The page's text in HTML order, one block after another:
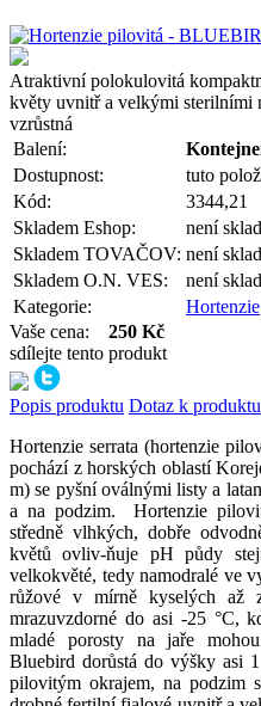
Atraktivní polokulovitá
květy uvnitř a velkými
vzrůstná
Balení:
Dostupnost:
tuto
Kód:
3344,21
Skladem Eshop:
není
Skladem TOVAČOV: není
Skladem O.N. VES:
není
Kategorie:
Hortenzie
Vaše cena: 250 Kč
sdílejte tento produkt
Popis produktu Dotaz k produktu
Hortenzie serrata (hortenzie
pochází z horských oblastí
m) se pyšní oválnými listy a
a na podzim. Hortenzie
středně vlhkých, dobře
květů ovliv-ňuje pH půdy
velkokvěté, tedy namodralé ve
růžové v mírně kyselých až
mrazuvzdorné do asi -25 °C,
mladé porosty na jaře
Bluebird dorůstá do výšky asi
pilovitým okrajem, na podzim